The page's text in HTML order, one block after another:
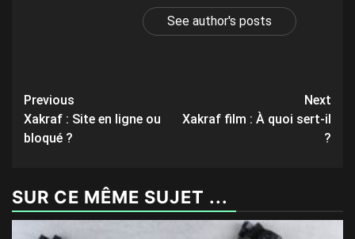
See author's posts
Post
navigation
Previous
Xakraf : Site en ligne ou
bloqué ?
Next
Xakraf film : À quoi sert-il
?
SUR CE MÊME SUJET ...